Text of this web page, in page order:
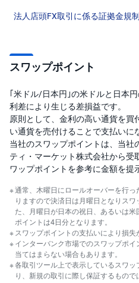
法人店頭FX取引に係る証拠金規
スワップポイント
｢米ドル/日本円｣の米ドルと日本
利差により生じる差損益です。
原則として、金利の高い通貨を買
い通貨を売付けることで支払いに
当社のスワップポイントは、当社
ティ・マーケット株式会社から受
ワップポイントを参考に金額を提
通常、木曜日にロールオーバーを行
りますので決済日は月曜日となりス
た、月曜日が日本の祝日、あるいは
ポイントは4日分となります。
スワップポイントの支払いにより損失
インターバンク市場でのスワップポ
当てはまらない場合もあります。
各取引ツール上で表示しているスワ
り、新規の取引に際し保証するもので